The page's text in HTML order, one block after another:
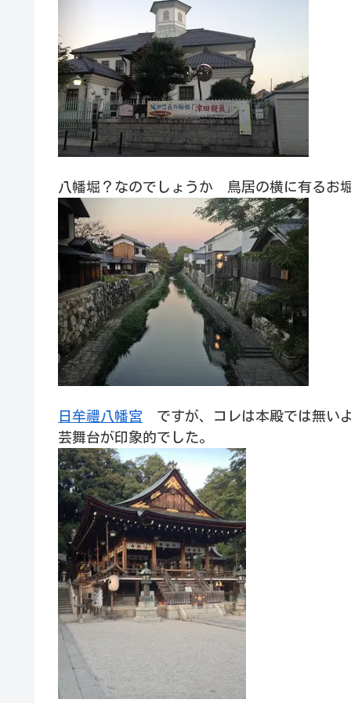
八幡堀？なのでしょうか 鳥居の横に有るお
日牟禮八幡宮 ですが、コレは本殿では無い
芸舞台が印象的でした。